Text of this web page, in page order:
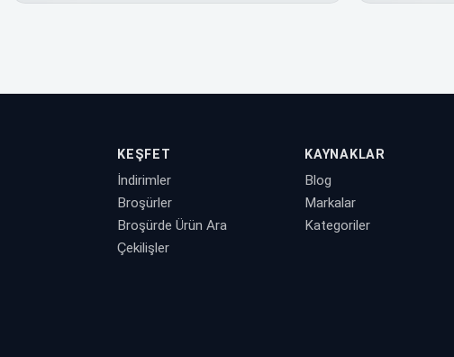
KEŞFET
İndirimler
Broşürler
Broşürde Ürün Ara
Çekilişler
KAYNAKLAR
Blog
Markalar
Kategoriler